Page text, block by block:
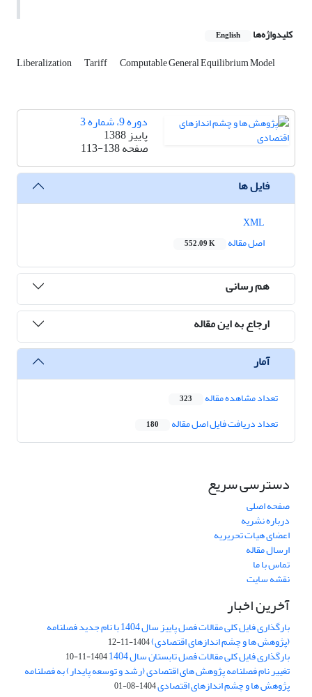
کلیدواژه‌ها English
Liberalization Tariff Computable General Equilibrium Model
دوره 9، شماره 3
پاییز 1388
صفحه113-138
فایل ها
اصل مقاله
552.09 K
هم رسانی
ارجاع به این مقاله
آمار
تعداد مشاهده مقاله 323
تعداد دریافت فایل اصل مقاله 180
دسترسی سریع
صفحه اصلی
درباره نشریه
اعضای هیات تحریریه
ارسال مقاله
تماس با ما
نقشه سایت
آخرین اخبار
بارگذاری فایل کلی مقالات فصل پاییز سال 1404 با نام جدید فصلنامه
(پژوهش ها و چشم اندازهای اقتصادی)1404-11-12
بارگذاری فایل کلی مقالات فصل تابستان سال 1404 1404-11-10
تغییر نام فصلنامه پژوهش های اقتصادی (رشد و توسعه پایدار) به فصلنامه
پژوهش ها و چشم اندازهای اقتصادی1404-08-01